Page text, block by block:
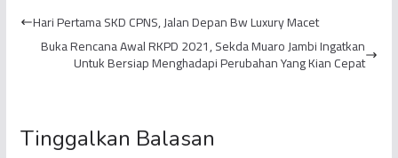
Hari Pertama SKD CPNS, Jalan Depan Bw Luxury Macet
Buka Rencana Awal RKPD 2021, Sekda Muaro Jambi Ingatkan
Untuk Bersiap Menghadapi Perubahan Yang Kian Cepat
Tinggalkan Balasan